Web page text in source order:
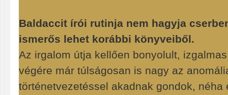
Baldaccit írói rutinja nem hagyja
ismerős lehet korábbi könyveiből.
Az irgalom útja kellően bonyolult,
végére már túlságosan is nagy az
történetvezetéssel akadnak gondok,